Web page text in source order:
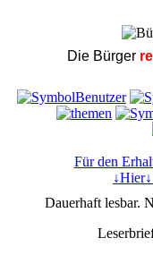
Die Bürger
Für den
↓Hier↓
Dauerhaft lesbar.